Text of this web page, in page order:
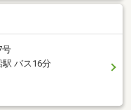
号
バス16分